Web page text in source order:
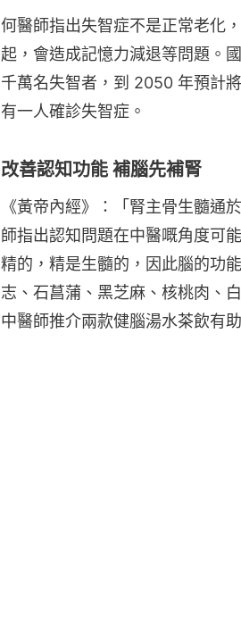
何醫師指出失智症不是正常老化
起，會造成記憶力減退等問題。
千萬名失智者，到 2050 年預計
有一人確診失智症。
改善認知功能 補腦先補腎
《黃帝內經》：「腎主骨生髓通
師指出認知問題在中醫嘅角度可
精的，精是生髓的，因此腦的功
志、石菖蒲、黑芝麻、核桃肉、
中醫師推介兩款健腦湯水茶飲有